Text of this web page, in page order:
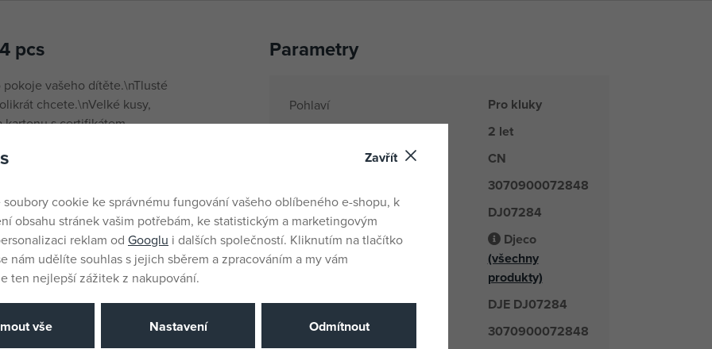
pcs
vašeho dítěte.\nTlusté
chcete.\nVelké kusy,
kartonu s certifikátem
Parametry
Pohlaví Pro kluky
2 let
Země původu CN
3070900072848
Dodavatelské číslo DJ07284
Výrobce / Dodavatel
Djeco
(všechny
produkty)
Katalogové číslo DJE DJ07284
EAN 3070900072848
Zavřít
soubory cookie ke správnému fungování vašeho oblíbeného e-shopu, k
obsahu stránek vašim potřebám, ke statistickým a marketingovým
reklam od Googlu i dalších společností. Kliknutím na tlačítko
nám udělíte souhlas s jejich sběrem a zpracováním a my vám
ten nejlepší zážitek z nakupování.
vše Nastavení Odmítnout